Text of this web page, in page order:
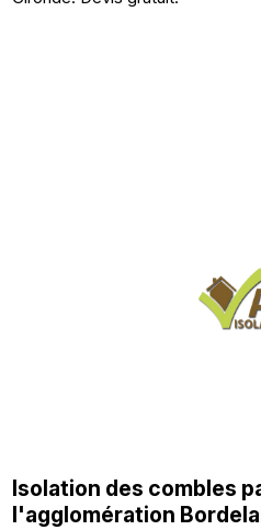
Isolation des combles
l'agglomération